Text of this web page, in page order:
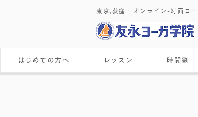
東京,荻窪 : ​オンライン-対面ヨー
はじめての方へ レッスン 時間割